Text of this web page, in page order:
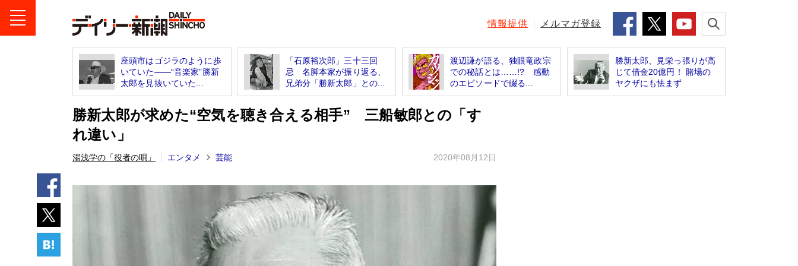
情報提供 メルマガ登録
座頭市はゴジラのように歩
いていた――“音楽家”勝新
太郎を見抜いていた...
「石原裕次郎」三十三回
忌 名脚本家が振り返る、
兄弟分「勝新太郎」との...
渡辺謙が語る、独眼竜政宗
での秘話とは……!? 感動
のエピソードで綴る...
勝新太郎、見栄っ張りが高
じて借金20億円！ 賭場の
ヤクザにも怯まず
勝新太郎が求めた“空気を聴き合える相手” 三船敏郎との「す
れ違い」
湯浅学の「役者の唄」 エンタメ 芸能 2020年08月12日